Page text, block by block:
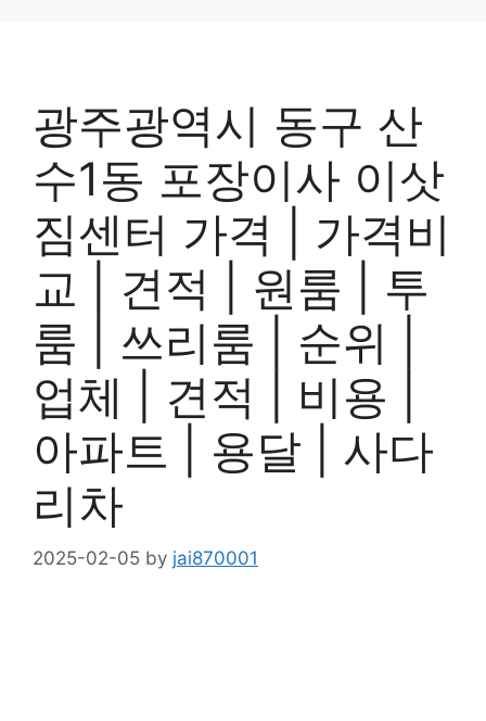
광주광역시 동구 산
수1동 포장이사 이삿
짐센터 가격 | 가격비
교 | 견적 | 원룸 | 투
룸 | 쓰리룸 | 순위 |
업체 | 견적 | 비용 |
아파트 | 용달 | 사다
리차
2025-02-05 by jai870001